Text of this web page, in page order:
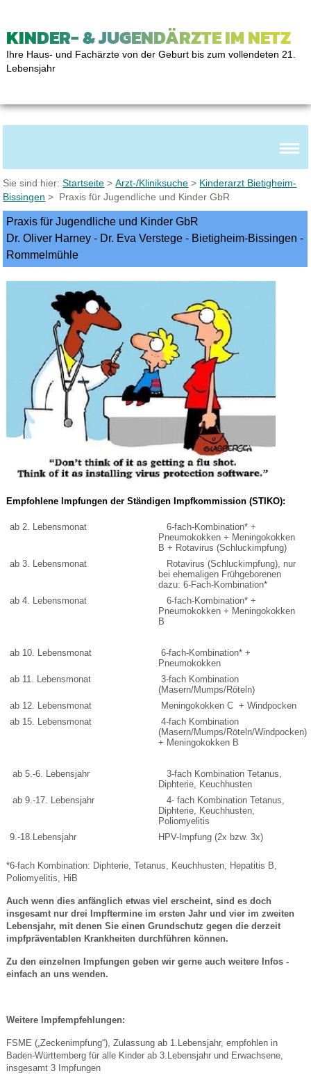
KINDER- & JUGENDÄRZTE IM NETZ
Ihre Haus- und Fachärzte von der Geburt bis zum vollendeten 21.
Lebensjahr
Sie sind hier:Startseite >Arzt-/Kliniksuche > Kinderarzt Bietigheim-
Bissingen > Praxis für Jugendliche und Kinder GbR
Praxis für Jugendliche und Kinder GbR
Dr. Oliver Harney - Dr. Eva Verstege - Bietigheim-Bissingen -
Rommelmühle
Empfohlene Impfungen der Ständigen Impfkommission (STIKO):
ab 2. Lebensmonat
6-fach-Kombination* +
Pneumokokken + Meningokokken
B + Rotavirus (Schluckimpfung)
ab 3. Lebensmonat
Rotavirus (Schluckimpfung), nur
bei ehemaligen Frühgeborenen
dazu: 6-Fach-Kombination*
ab 4. Lebensmonat
6-fach-Kombination* +
Pneumokokken + Meningokokken
B
ab 10. Lebensmonat
6-fach-Kombination* +
Pneumokokken
ab 11. Lebensmonat
3-fach Kombination
(Masern/Mumps/Röteln)
ab 12. Lebensmonat
Meningokokken C + Windpocken
ab 15. Lebensmonat
4-fach Kombination
(Masern/Mumps/Röteln/Windpocken)
+ Meningokokken B
ab 5.-6. Lebensjahr
3-fach Kombination Tetanus,
Diphterie, Keuchhusten
ab 9.-17. Lebensjahr
4- fach Kombination Tetanus,
Diphterie, Keuchhusten,
Poliomyelitis
9.-18.Lebensjahr
HPV-Impfung (2x bzw. 3x)
*6-fach Kombination: Diphterie, Tetanus, Keuchhusten, Hepatitis B,
Poliomyelitis, HiB
Auch wenn dies anfänglich etwas viel erscheint, sind es doch
insgesamt nur drei Impftermine im ersten Jahr und vier im zweiten
Lebensjahr, mit denen Sie einen Grundschutz gegen die derzeit
impfpräventablen Krankheiten durchführen können.
Zu den einzelnen Impfungen geben wir gerne auch weitere Infos -
einfach an uns wenden.
Weitere Impfempfehlungen:
FSME („Zeckenimpfung“), Zulassung ab 1.Lebensjahr, empfohlen in
Baden-Württemberg für alle Kinder ab 3.Lebensjahr und Erwachsene,
insgesamt 3 Impfungen